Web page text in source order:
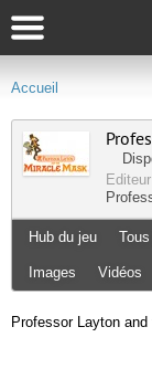
Accueil
Editeur
Hub du jeu
Images Vidéos
Professor Layton